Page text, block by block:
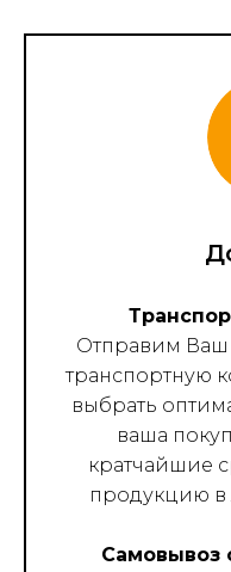
Отправим Ваш
транспортную
выбрать
ваша
кратчайшие
продукцию в
Самовывоз